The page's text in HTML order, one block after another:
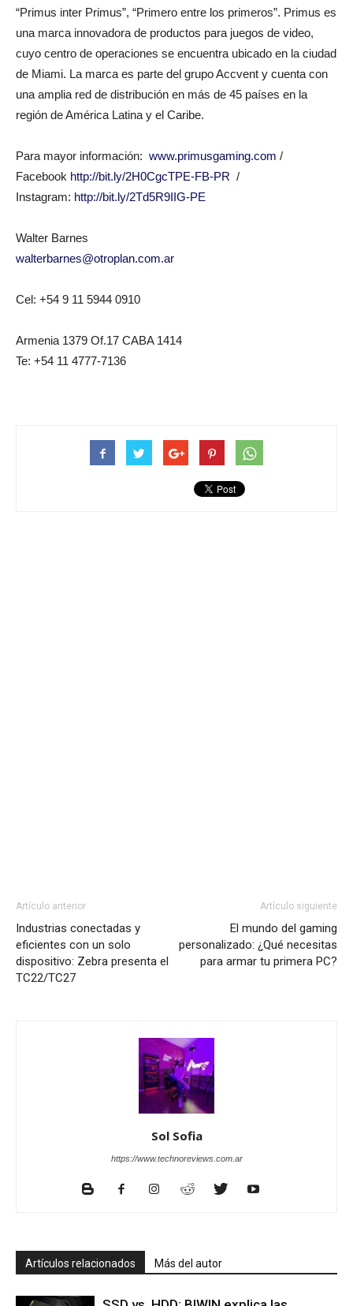
“Primus inter Primus”, “Primero entre los primeros”. Primus es
una marca innovadora de productos para juegos de video,
cuyo centro de operaciones se encuentra ubicado en la ciudad
de Miami. La marca es parte del grupo Accvent y cuenta con
una amplia red de distribución en más de 45 países en la
región de América Latina y el Caribe.
Para mayor información: www.primusgaming.com /
Facebook http://bit.ly/2H0CgcTPE-FB-PR /
Instagram: http://bit.ly/2Td5R9IIG-PE
Walter Barnes
walterbarnes@otroplan.com.ar
Cel: +54 9 11 5944 0910
Armenia 1379 Of.17 CABA 1414
Te: +54 11 4777-7136
Artículo anterior
Industrias conectadas y
eficientes con un solo
dispositivo: Zebra presenta el
TC22/TC27
Artículo siguiente
El mundo del gaming
personalizado: ¿Qué necesitas
para armar tu primera PC?
Sol Sofia
https://www.technoreviews.com.ar
Artículos relacionados Más del autor